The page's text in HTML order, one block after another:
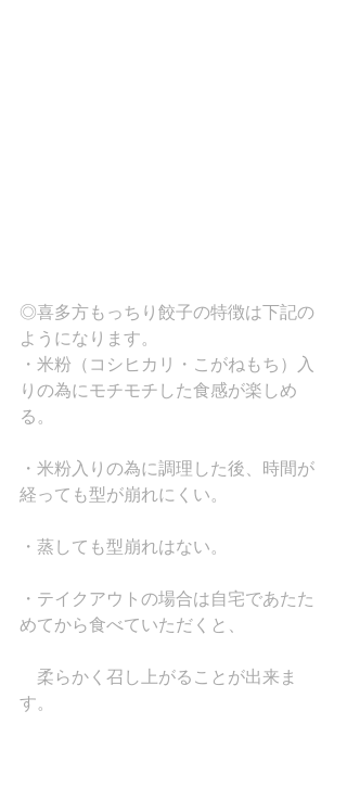
◎喜多方もっちり餃子の特徴は下記の
ようになります。
・米粉（コシヒカリ・こがねもち）入
りの為にモチモチした食感が楽しめ
る。
・米粉入りの為に調理した後、時間が
経っても型が崩れにくい。
・蒸しても型崩れはない。
・テイクアウトの場合は自宅であたた
めてから食べていただくと、
柔らかく召し上がることが出来ま
す。